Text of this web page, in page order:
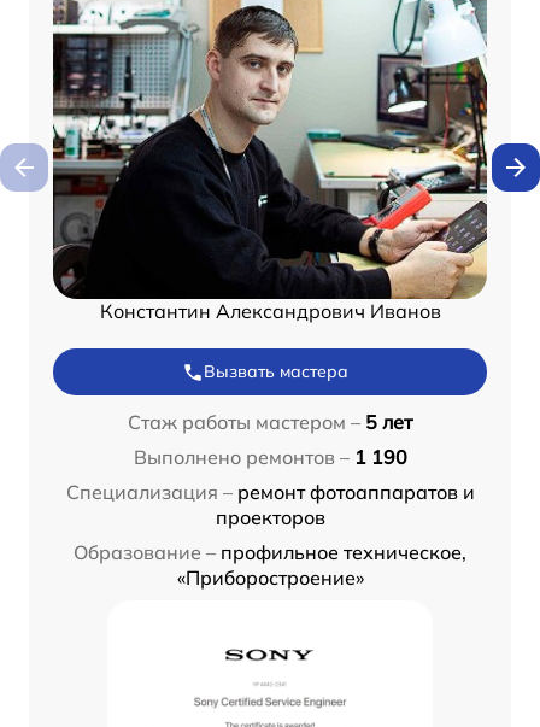
Константин Александрович Иванов
Вызвать мастера
Стаж работы мастером – 5 лет
Выполнено ремонтов – 1 190
Специализация – ремонт фотоаппаратов и
проекторов
Образование – профильное техническое,
«Приборостроение»